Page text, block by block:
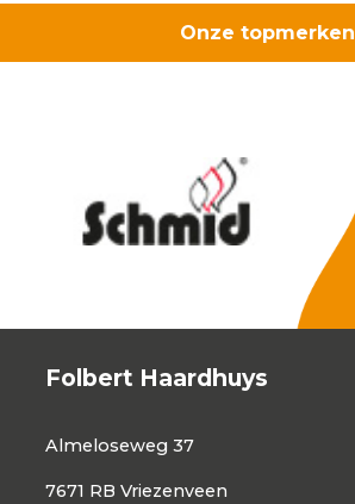
Onze topmerken
Folbert Haardhuys
Almeloseweg 37
7671 RB Vriezenveen